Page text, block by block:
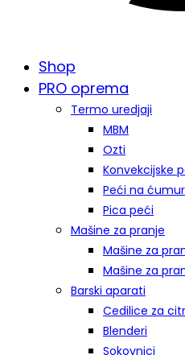
Shop
PRO oprema
Termo uredjaji
MBM
Ozti
Konvekcijske
Peći na ćumur
Pica peći
Mašine za pranje
Mašine za
Mašine za
Barski aparati
Cedilice za
Blenderi
Sokovnici